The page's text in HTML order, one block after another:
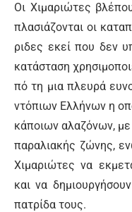
Οι Χι­μα­ριώ­τες
πλα­σιά­ζο­νται οι
ρι­δες ε­κεί που δεν
κα­τά­στα­ση
πό τη μια πλευ­ρά
ντό­πιων Ελ­λή­νων η
κά­ποιων α­λα­ζό­νων,
πα­ρα­λια­κής ζώ­νης,
Χι­μα­ριώ­τες να
και να
πα­τρί­δα τους.